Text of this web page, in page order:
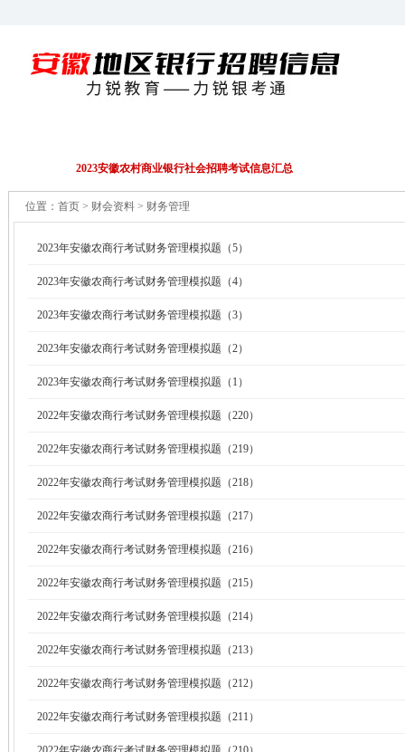
2023安徽农村商业银行社会招聘考试信息汇总
位置： 首页 > 财会资料 > 财务管理
2023年安徽农商行考试财务管理模拟题（5）
2023年安徽农商行考试财务管理模拟题（4）
2023年安徽农商行考试财务管理模拟题（3）
2023年安徽农商行考试财务管理模拟题（2）
2023年安徽农商行考试财务管理模拟题（1）
2022年安徽农商行考试财务管理模拟题（220）
2022年安徽农商行考试财务管理模拟题（219）
2022年安徽农商行考试财务管理模拟题（218）
2022年安徽农商行考试财务管理模拟题（217）
2022年安徽农商行考试财务管理模拟题（216）
2022年安徽农商行考试财务管理模拟题（215）
2022年安徽农商行考试财务管理模拟题（214）
2022年安徽农商行考试财务管理模拟题（213）
2022年安徽农商行考试财务管理模拟题（212）
2022年安徽农商行考试财务管理模拟题（211）